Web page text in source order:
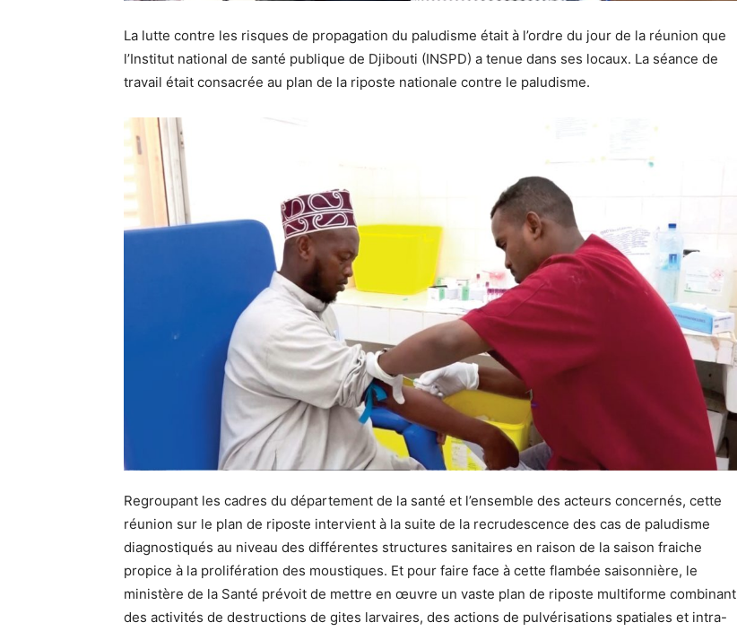
La lutte contre les risques de propagation du paludisme était à l’ordre du jour de la réunion que
l’Institut national de santé publique de Djibouti (INSPD) a tenue dans ses locaux. La séance de
travail était consacrée au plan de la riposte nationale contre le paludisme.
Regroupant les cadres du département de la santé et l’ensemble des acteurs concernés, cette
réunion sur le plan de riposte intervient à la suite de la recrudescence des cas de paludisme
diagnostiqués au niveau des différentes structures sanitaires en raison de la saison fraiche
propice à la prolifération des moustiques. Et pour faire face à cette flambée saisonnière, le
ministère de la Santé prévoit de mettre en œuvre un vaste plan de riposte multiforme combinant
des activités de destructions de gites larvaires, des actions de pulvérisations spatiales et intra-